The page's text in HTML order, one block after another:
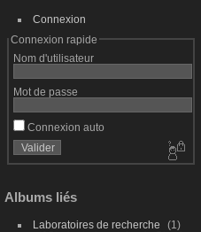
Connexion
Connexion rapide
Nom d'utilisateur
Mot de passe
Connexion auto
Albums liés
Laboratoires de recherche
1